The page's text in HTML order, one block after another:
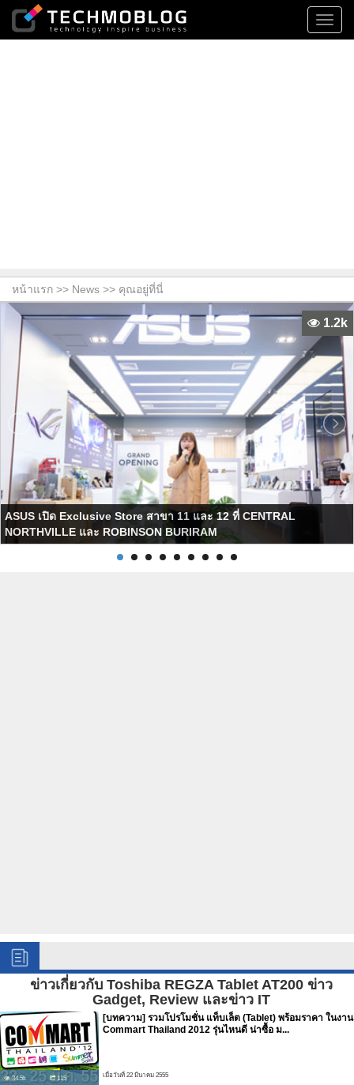
หน้าแรก >> News >> คุณอยู่ที่นี่
ASUS เปิด Exclusive Store สาขา 11 และ 12 ที่ CENTRAL
NORTHVILLE และ ROBINSON BURIRAM
1.2k
ข่าวเกี่ยวกับ Toshiba REGZA Tablet AT200 ข่าว
Gadget, Review และข่าว IT
34.5k 115
[บทความ] รวมโปรโมชั่น แท็บเล็ต (Tablet) พร้อมราคา ในงาน
Commart Thailand 2012 รุ่นไหนดี น่าซื้อ ม...
เมื่อวันที่ 22 มีนาคม 2555